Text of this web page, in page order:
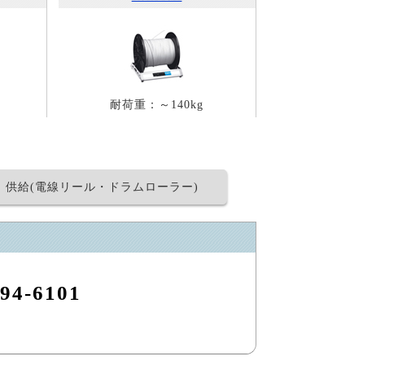
耐荷重：～140kg
供給(電線リール・ドラムローラー)
6101